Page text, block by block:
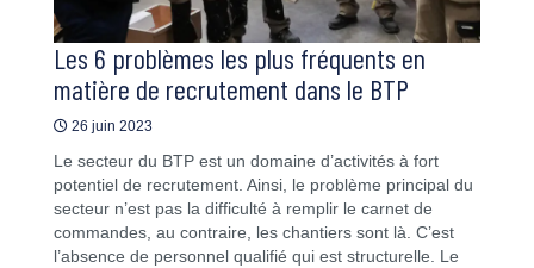
Les 6 problèmes les plus fréquents en
matière de recrutement dans le BTP
26 juin 2023
Le secteur du BTP est un domaine d’activités à fort
potentiel de recrutement. Ainsi, le problème principal du
secteur n’est pas la difficulté à remplir le carnet de
commandes, au contraire, les chantiers sont là. C’est
l’absence de personnel qualifié qui est structurelle. Le